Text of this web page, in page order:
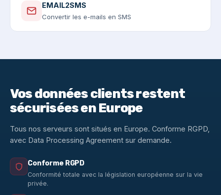
EMAIL2SMS
Convertir les e-mails en SMS
Vos données clients restent
sécurisées en Europe
Tous nos serveurs sont situés en Europe. Conforme RGPD,
avec Data Processing Agreement sur demande.
Conforme RGPD
Conformité totale avec la législation européenne sur la vie
privée.